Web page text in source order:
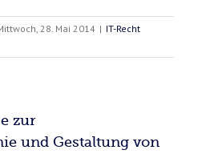
28. Mai 2014 | IT-Recht
zur
und Gestaltung von